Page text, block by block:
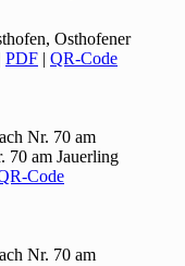
Osthofener
PDF | QR-Code
Nr. 70 am
70 am Jauerling
Code
Nr. 70 am